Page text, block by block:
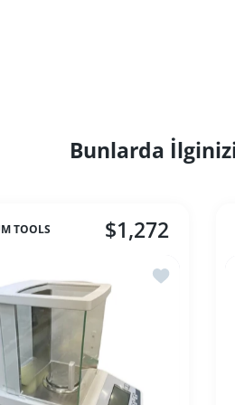
Bunlarda
AB 3200 Bakanlık Onaylı
TOOLS $1,272
İstek